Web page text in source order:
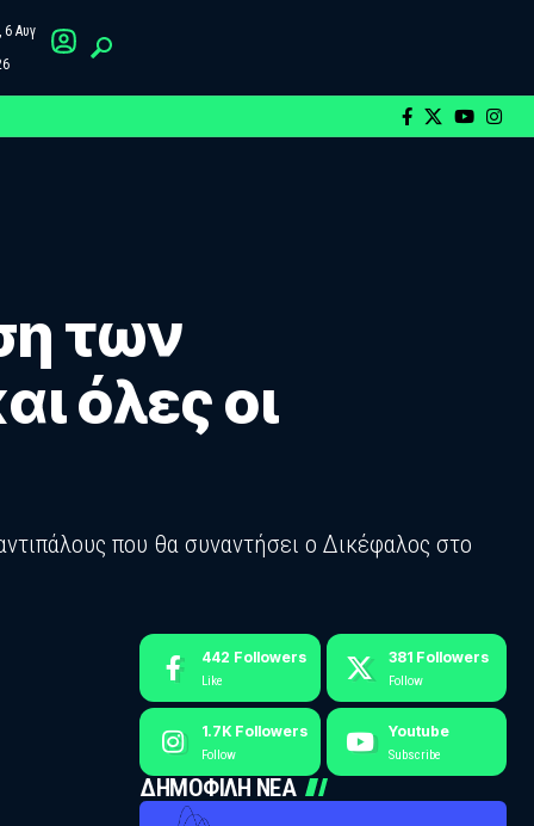
6 Αυγ
των
όλες οι
που θα συναντήσει ο Δικέφαλος στο
442 Followers
Like
381 Followers
Follow
1.7K Followers
Follow
Youtube
Subscribe
ΔΗΜΟΦΙΛΗ ΝΕΑ